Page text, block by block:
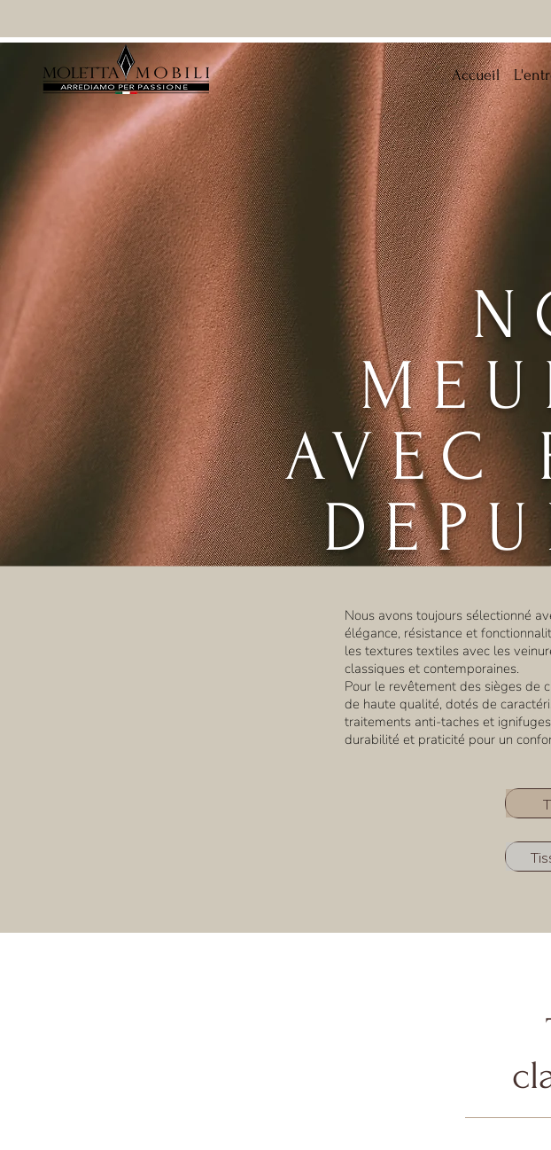
Accueil
AVEC
Nous avons toujours sélectionné
élégance, résistance et
les textures textiles avec les
classiques et contemporaines.
Pour le revêtement des sièges de
de haute qualité, dotés de
traitements anti-taches et
durabilité et praticité pour un